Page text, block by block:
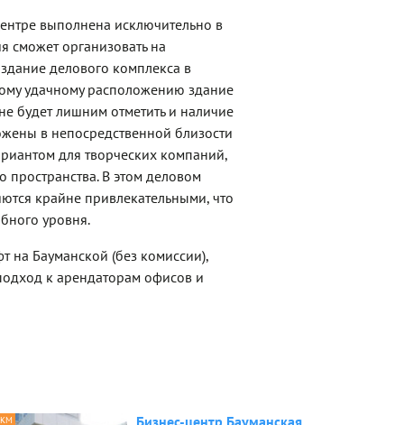
выполнена исключительно в
сможет организовать на
делового комплекса в
удачному расположению здание
будет лишним отметить и наличие
в непосредственной близости
для творческих компаний,
пространства. В этом деловом
крайне привлекательными, что
уровня.
на Бауманской (без комиссии),
к арендаторам офисов и
Бизнес-центр Бауманская